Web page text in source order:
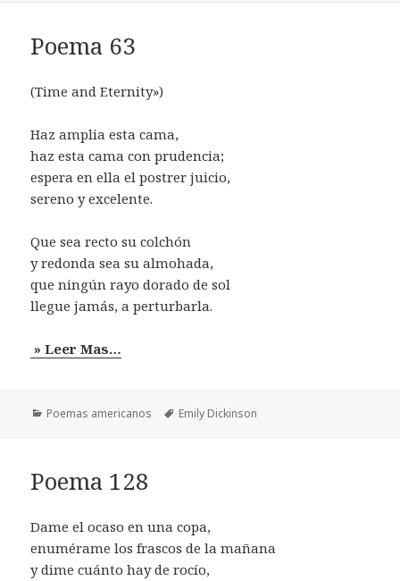
Poema 63
(Time and Eternity»)
Haz amplia esta cama,
haz esta cama con prudencia;
espera en ella el postrer juicio,
sereno y excelente.
Que sea recto su colchón
y redonda sea su almohada,
que ningún rayo dorado de sol
llegue jamás, a perturbarla.
» Leer Mas…
Categorías
Poemas americanos Etiquetas
Emily Dickinson
Poema 128
Dame el ocaso en una copa,
enumérame los frascos de la mañana
y dime cuánto hay de rocío,